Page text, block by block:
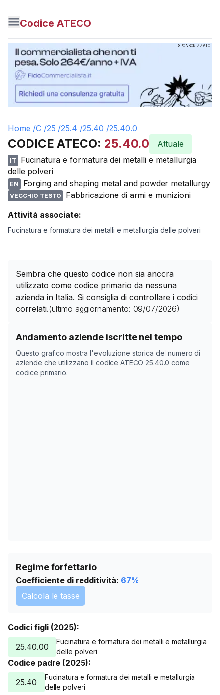
Codice ATECO
SPONSORIZZATO
Home /C /25 /25.4 /25.40 /25.40.0
CODICE ATECO: 25.40.0 Attuale
IT
Fucinatura e formatura dei metalli e metallurgia
delle polveri
EN Forging and shaping metal and powder metallurgy
VECCHIO TESTO
Fabbricazione di armi e munizioni
Attività associate:
Fucinatura e formatura dei metalli e metallurgia delle polveri
Sembra che questo codice non sia ancora
utilizzato come codice primario da nessuna
azienda in Italia. Si consiglia di controllare i codici
correlati.(ultimo aggiornamento: 09/07/2026)
Andamento aziende iscritte nel tempo
Questo grafico mostra l'evoluzione storica del numero di
aziende che utilizzano il codice ATECO 25.40.0 come
codice primario.
Storico numero di aziende con codice ATECO
Data rilevazione
04/05/2025
0
26/10/2025
Regime forfettario
Coefficiente di redditività: 67%
Calcola le tasse
Codici figli (2025):
25.40.00
Fucinatura e formatura dei metalli e metallurgia
delle polveri
Codice padre (2025):
25.40
Fucinatura e formatura dei metalli e metallurgia
delle polveri